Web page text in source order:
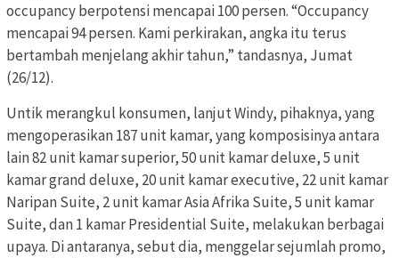
occupancy berpotensi mencapai 100 persen. “Occupancy
mencapai 94 persen. Kami perkirakan, angka itu terus
bertambah menjelang akhir tahun,” tandasnya, Jumat
(26/12).
Untik merangkul konsumen, lanjut Windy, pihaknya, yang
mengoperasikan 187 unit kamar, yang komposisinya antara
lain 82 unit kamar superior, 50 unit kamar deluxe, 5 unit
kamar grand deluxe, 20 unit kamar executive, 22 unit kamar
Naripan Suite, 2 unit kamar Asia Afrika Suite, 5 unit kamar
Suite, dan 1 kamar Presidential Suite, melakukan berbagai
upaya. Di antaranya, sebut dia, menggelar sejumlah promo,